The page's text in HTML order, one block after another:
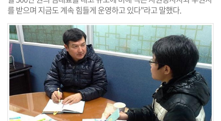
를 받으며 지금도 계속 힘들게 운영하고 있다"라고 말했다.